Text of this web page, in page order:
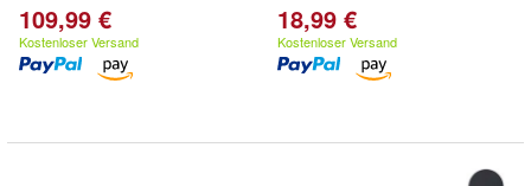
109,99 €
Kostenloser Versand
18,99 €
Kostenloser Versand